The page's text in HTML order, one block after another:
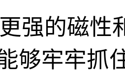
强的磁性
够牢牢抓